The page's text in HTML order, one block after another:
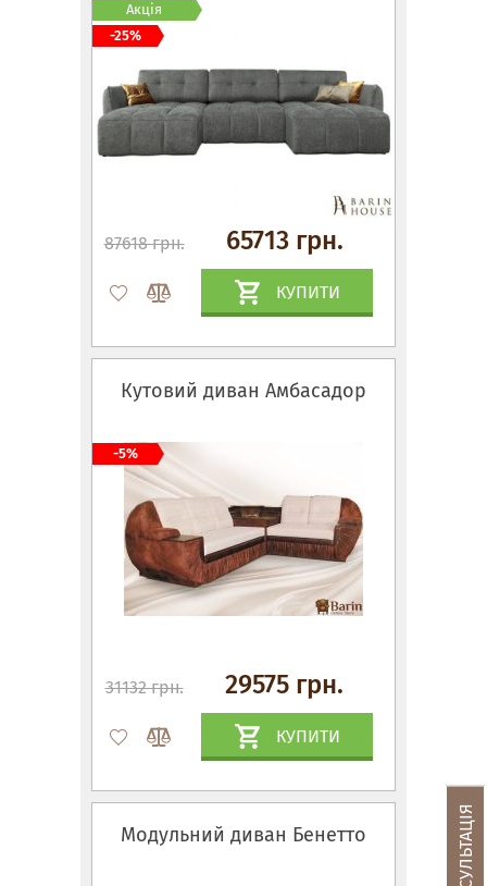
87618 грн. 65713 грн.
КУПИТИ
Акція
-25%
Кутовий диван Амбасадор
31132 грн. 29575 грн.
КУПИТИ
-5%
Модульний диван Бенетто